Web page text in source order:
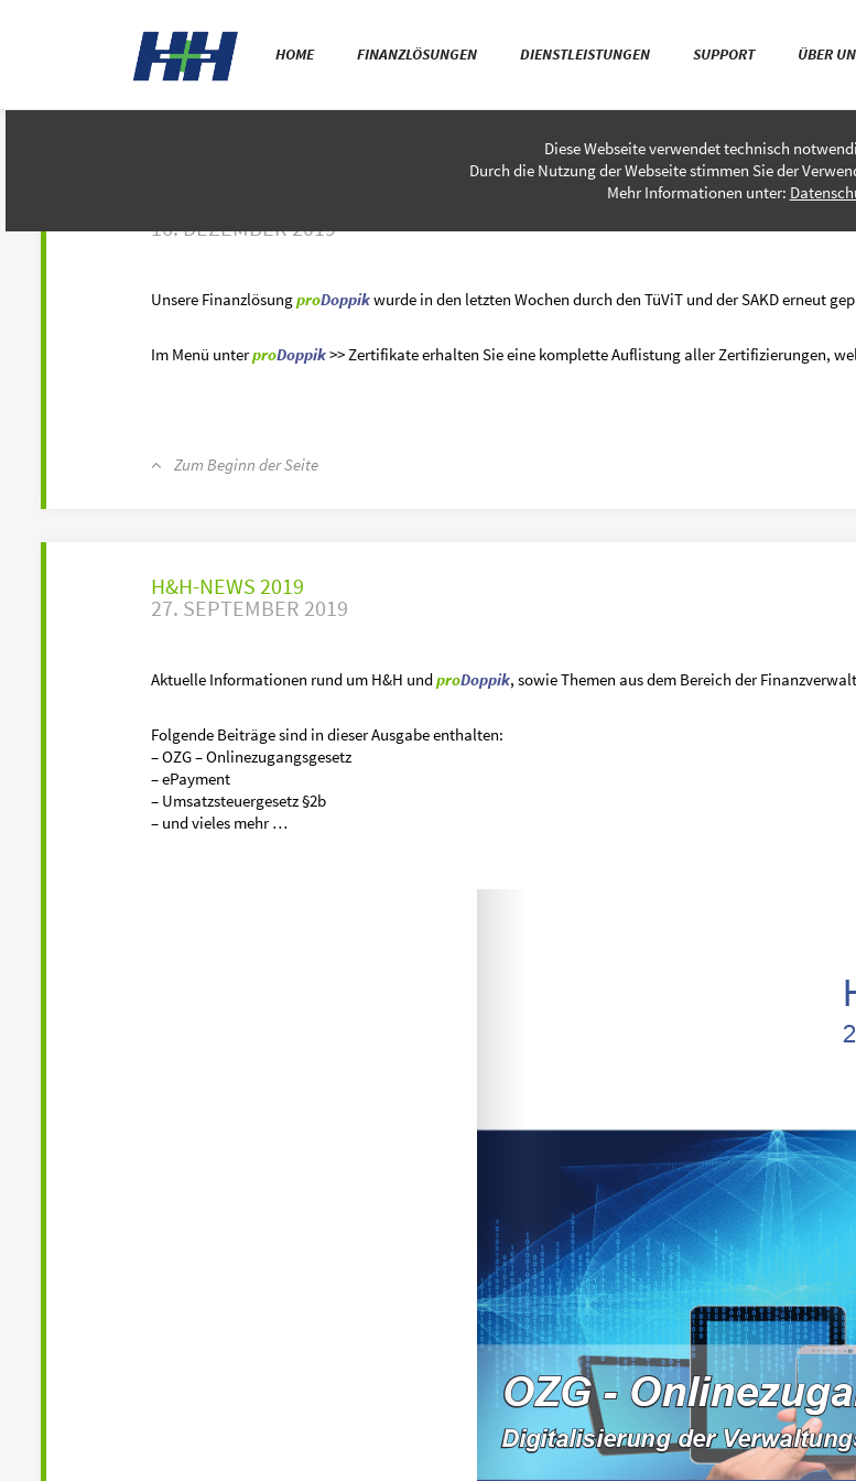
Diese Webseite verwendet technisch
Durch die Nutzung der Webseite stimmen Sie der
Mehr Informationen unter:
HOME FINANZLÖSUNGEN DIENSTLEISTUNGEN SUPPORT ÜBER
NEUIGKEITENÜBERSICHT 2019
SAKD UND TÜVIT OKKSA PRÜFUNGEN ERFOLGREICH BESTANDEN
16. DEZEMBER 2019
Unsere FinanzlösungproDoppikwurde in den letzten Wochen durch den TüViT und der SAKD erneut
Im Menü unterproDoppik>> Zertifikate erhalten Sie eine komplette Auflistung aller Zertifizierungen,
Zum Beginn der Seite
H&H-NEWS 2019
27. SEPTEMBER 2019
Aktuelle Informationen rund um H&H undproDoppik, sowie Themen aus dem Bereich der
Folgende Beiträge sind in dieser Ausgabe enthalten:
– OZG – Onlinezugangsgesetz
– ePayment
– Umsatzsteuergesetz §2b
– und vieles mehr …